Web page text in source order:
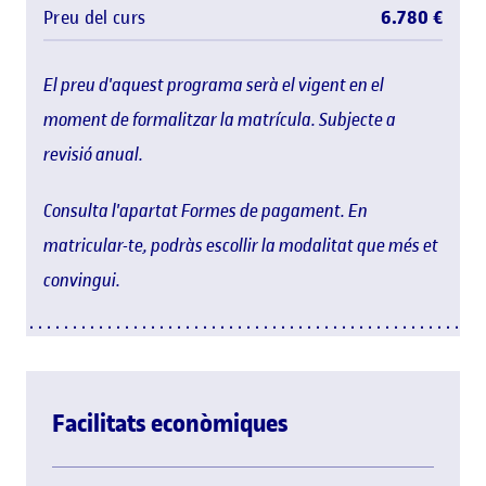
El preu d'aquest programa serà el vigent en el
moment de formalitzar la matrícula. Subjecte a
revisió anual.
Consulta l'apartat Formes de pagament. En
matricular-te, podràs escollir la modalitat que més et
convingui.
Preu del curs 6.780 €
Facilitats econòmiques